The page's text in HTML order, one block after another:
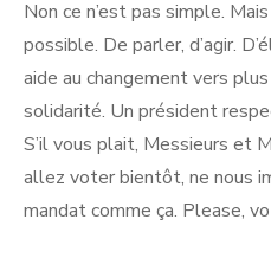
Non ce n’est pas simple.
possible. De parler, d’agir.
aide au changement vers
solidarité. Un président
S’il vous plait, Messieurs et
allez voter bientôt, ne nous
mandat comme ça. Please,